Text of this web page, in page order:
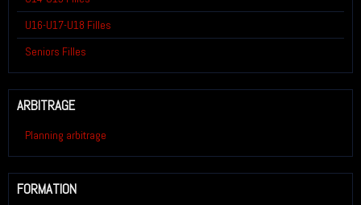
U16-U17-U18 Filles
Seniors Filles
ARBITRAGE
Planning arbitrage
FORMATION